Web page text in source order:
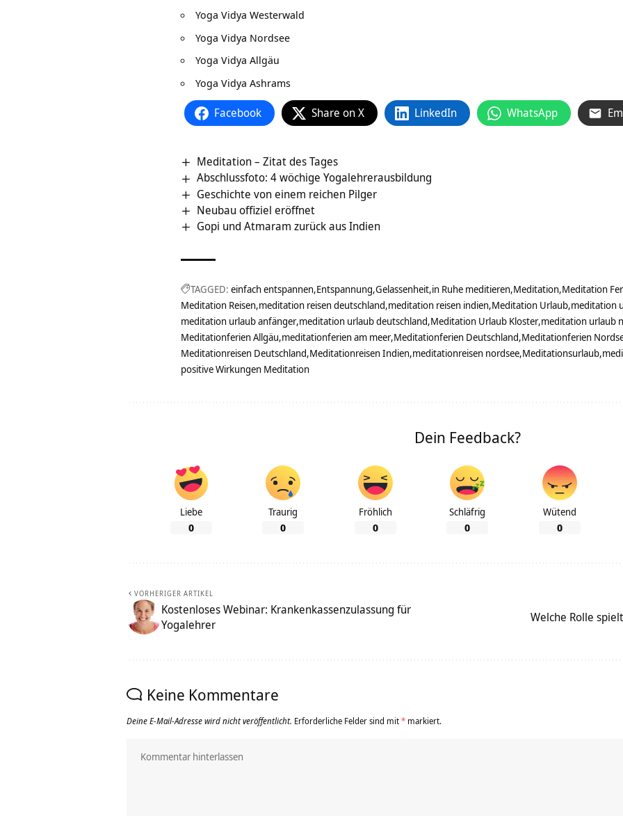
Yoga Vidya Westerwald
Yoga Vidya Nordsee
Yoga Vidya Allgäu
Yoga Vidya Ashrams
Facebook Share on X LinkedIn WhatsApp
Meditation – Zitat des Tages
Abschlussfoto: 4 wöchige Yogalehrerausbildung
Geschichte von einem reichen Pilger
Neubau offiziel eröffnet
Gopi und Atmaram zurück aus Indien
TAGGED: einfach entspannen Entspannung Gelassenheit in Ruhe meditieren Meditation Meditation
Meditation Reisen meditation reisen deutschland meditation reisen indien Meditation Urlaub meditation
meditation urlaub anfänger meditation urlaub deutschland Meditation Urlaub Kloster meditation urlaub
Meditationferien Allgäu meditationferien am meer Meditationferien Deutschland Meditationferien
Meditationreisen Deutschland Meditationreisen Indien meditationreisen nordsee Meditationsurlaub
positive Wirkungen Meditation
Dein Feedback?
Liebe
0
Traurig
0
Fröhlich
0
Schläfrig
0
Wütend
0
VORHERIGER ARTIKEL
Kostenloses Webinar: Krankenkassenzulassung für
Yogalehrer
Welche Rolle
Keine Kommentare
Deine E-Mail-Adresse wird nicht veröffentlicht. Erforderliche Felder sind mit* markiert.